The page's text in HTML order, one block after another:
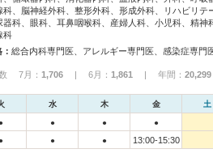
科、脳神経外科、整形外科、形成外科、リハビリテ
器科、眼科、耳鼻咽喉科、産婦人科、小児科、精神
科
7月： 1,706 | 6月： 1,861 | 年間： 20,299
水 木 金 土
● ● ● ●
● ● ● 13:00-15:30